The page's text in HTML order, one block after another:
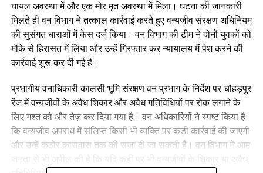
घायल अवस्था में और एक मोर मृत अवस्था में मिला। घटना की जानकारी
मिलते ही वन विभाग ने तत्काल कार्रवाई करते हुए वन्यजीव संरक्षण अधिनियम
की सुसंगत धाराओं में केस दर्ज किया। वन विभाग की टीम ने दोनों युवकों को
मौके से हिरासत में लिया और उन्हें गिरफ्तार कर न्यायालय में पेश करने की
कार्रवाई शुरू कर दी गई है।
प्रभागीय वनाधिकारी कालसी भूमि संरक्षण वन प्रभाग के निर्देश पर चौहड़पुर
रेंज में वन्यजीवों के अवैध शिकार और अवैध गतिविधियों पर रोक लगाने के
लिए गश्त को और तेज़ कर दिया गया है। वन अधिकारियों ने स्पष्ट किया है
कि वन्यजीव अपराध में संलिप्त किसी भी व्यक्ति पर कड़ी कार्रवाई की जाएगी
और उन्हें कठोर कारावास तक की सजा दी जा सकती है। वन विभाग ने आम